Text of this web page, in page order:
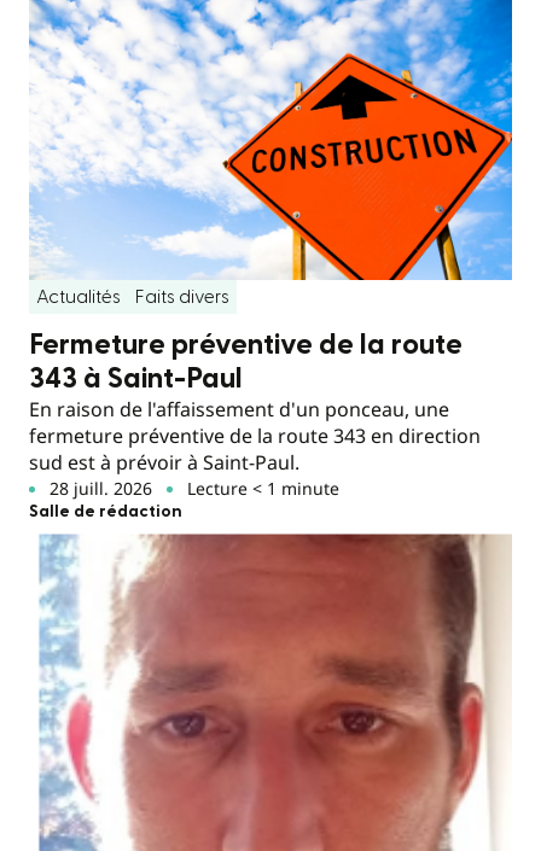
Actualités Faits divers
Fermeture préventive de la route
343 à Saint-Paul
En raison de l'affaissement d'un ponceau, une
fermeture préventive de la route 343 en direction
sud est à prévoir à Saint-Paul.
28 juill. 2026 Lecture < 1 minute
Salle de rédaction